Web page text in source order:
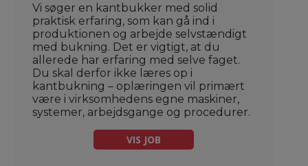
Vi søger en kantbukker med solid
praktisk erfaring, som kan gå ind i
produktionen og arbejde selvstændigt
med bukning. Det er vigtigt, at du
allerede har erfaring med selve faget.
Du skal derfor ikke læres op i
kantbukning – oplæringen vil primært
være i virksomhedens egne maskiner,
systemer, arbejdsgange og procedurer.
VIS JOB